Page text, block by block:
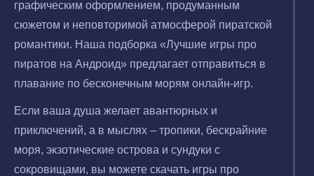
графическим оформлением, продуманным
сюжетом и неповторимой атмосферой пиратской
романтики. Наша подборка «Лучшие игры про
пиратов на Андроид» предлагает отправиться в
плавание по бесконечным морям онлайн-игр.
Если ваша душа желает авантюрных и
приключений, а в мыслях – тропики, бескрайние
моря, экзотические острова и сундуки с
сокровищами, вы можете скачать игры про